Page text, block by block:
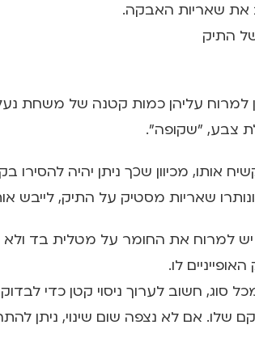
התיק
למרוח עליהן כמות קטנה של משחת
צבע, "שקופה".
אותו, מכיוון שכך ניתן יהיה
ונותרו שאריות מסטיק על התיק,
יש למרוח את החומר על מטלית בד
לו.
סוג, חשוב לערוך ניסוי קטן כדי
אם לא נצפה שום שינוי, ניתן